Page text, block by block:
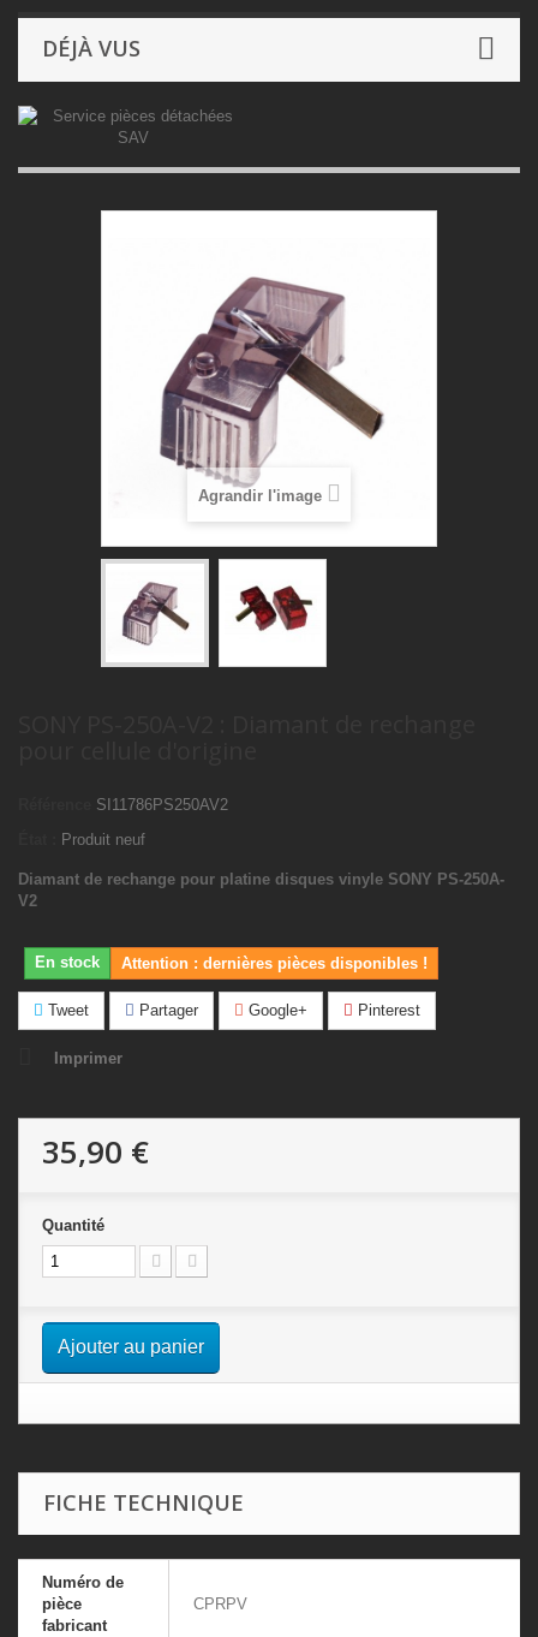
DÉJÀ VUS
Agrandir l'image
SI11786PS250AV2
Produit neuf
Diamant de rechange pour platine disques vinyle SONY PS-250A-
V2
En stock Attention : dernières pièces disponibles !
Tweet Partager Google+ Pinterest
Imprimer
35,90 €
Quantité
Ajouter au panier
FICHE TECHNIQUE
Numéro de
pièce
fabricant
CPRPV